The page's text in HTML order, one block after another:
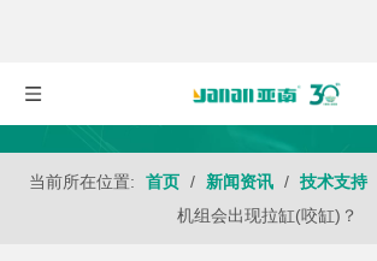
当前所在位置: 首页 / 新闻资讯 / 技术支持
机组会出现拉缸(咬缸)？